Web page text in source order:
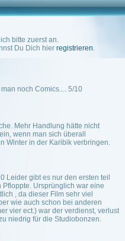
bitte zuerst an.
Du Dich hier registrieren.
noch Comics.... 5/10
Mehr Handlung hätte nicht
wenn man sich überall
Winter in der Karibik verbringen.
Leider gibt es nur den ersten teil
Ursprünglich war eine
, da dieser Film sehr viel
wie auch schon bei anderen
vier ect.) war der verdienst, verlust
niedrig für die Studiobonzen.